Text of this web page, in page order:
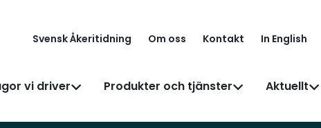
Svensk Åkeritidning Om oss Kontakt In English
vi driver Produkter och tjänster Aktuellt